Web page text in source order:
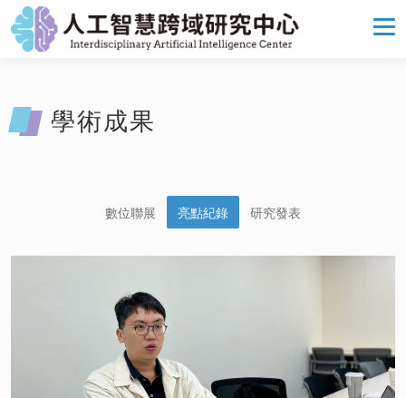
學術成果
數位聯展 亮點紀錄 研究發表